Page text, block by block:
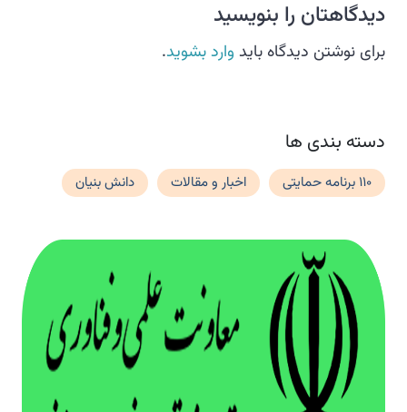
دیدگاهتان را بنویسید
برای نوشتن دیدگاه باید وارد بشوید.
دسته بندی ها
110 برنامه حمایتی اخبار و مقالات دانش بنیان